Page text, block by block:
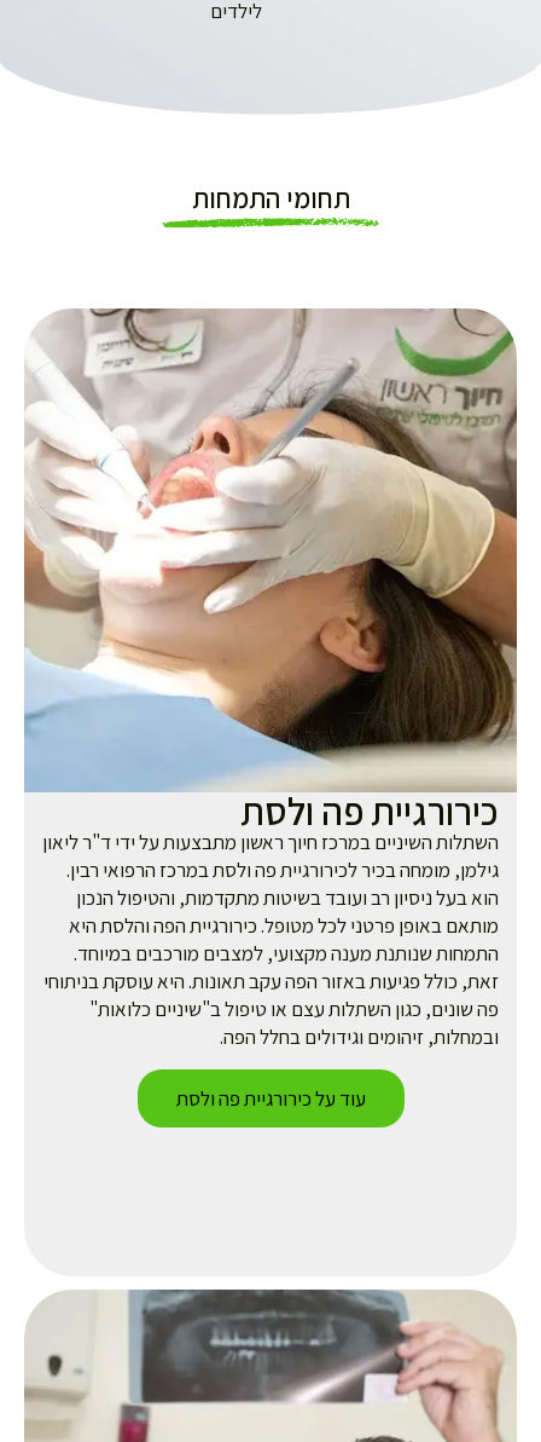
תחומי התמחות
פה ולסת
השיניים במרכז חיוך ראשון מתבצעות על ידי ד"ר ליאון
מומחה בכיר לכירורגיית פה ולסת במרכז הרפואי רבין.
בעל ניסיון רב ועובד בשיטות מתקדמות, והטיפול הנכון
באופן פרטני לכל מטופל. כירורגיית הפה והלסת היא
שנותנת מענה מקצועי, למצבים מורכבים במיוחד.
כולל פגיעות באזור הפה עקב תאונות. היא עוסקת בניתוחי
שונים, כגון השתלות עצם או טיפול ב"שיניים כלואות"
זיהומים וגידולים בחלל הפה.
עוד על כירורגיית פה ולסת​